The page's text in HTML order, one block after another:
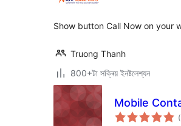
Show button Call Now on your
Truong Thanh
800+টা সক্ৰিয় ইনষ্টলেশ্যন
Mobile